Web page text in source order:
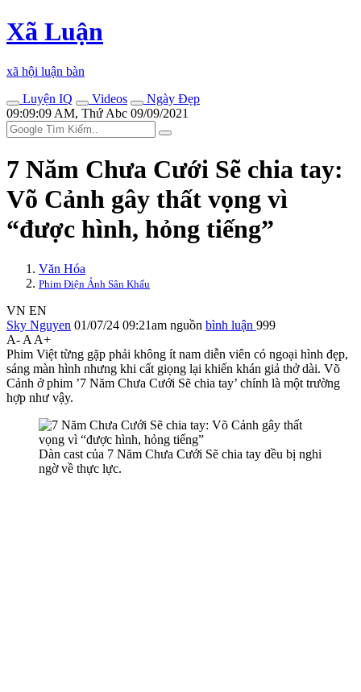
Xã Luận
xã hội luận bàn
Luyện IQ
Videos
Ngày Đẹp
09:09:09 AM, Thứ Abc 09/09/2021
7 Năm Chưa Cưới Sẽ chia tay:
Võ Cảnh gây thất vọng vì
“được hình, hỏng tiếng”
Văn Hóa
Phim Điện Ảnh Sân Khấu
VN EN
Sky Nguyen 01/07/24 09:21am nguồn bình luận 999
A- A A+
Phim Việt từng gặp phải không ít nam diễn viên có ngoại hình đẹp,
sáng màn hình nhưng khi cất giọng lại khiến khán giả thở dài. Võ
Cảnh ở phim ’7 Năm Chưa Cưới Sẽ chia tay’ chính là một trường
hợp như vậy.
Dàn cast của 7 Năm Chưa Cưới Sẽ chia tay đều bị nghi
ngờ về thực lực.